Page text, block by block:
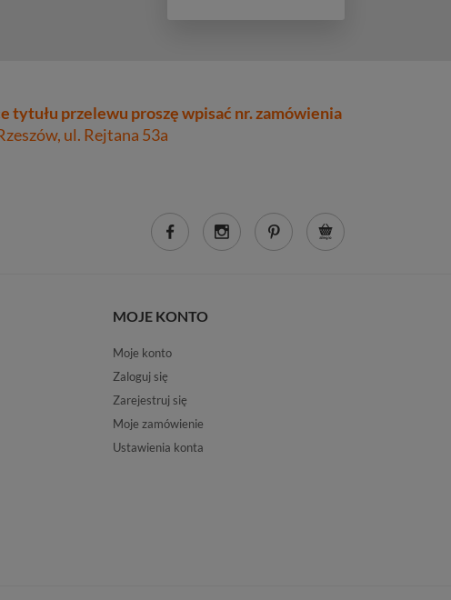
tytułu przelewu proszę wpisać nr. zamówienia
ul. Rejtana 53a
MOJE KONTO
Moje konto
Zaloguj się
Zarejestruj się
Moje zamówienie
Ustawienia konta